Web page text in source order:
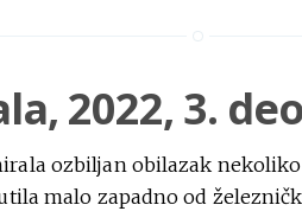
2022, 3.
ozbiljan obilazak
malo zapadno od